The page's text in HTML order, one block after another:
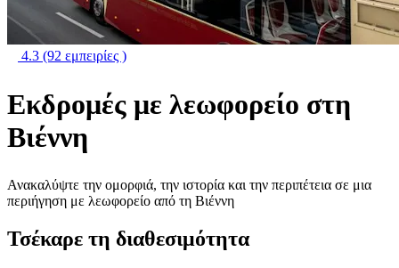
4.3 (92 εμπειρίες )
Εκδρομές με λεωφορείο στη
Βιέννη
Ανακαλύψτε την ομορφιά, την ιστορία και την περιπέτεια σε μια
περιήγηση με λεωφορείο από τη Βιέννη
Τσέκαρε τη διαθεσιμότητα